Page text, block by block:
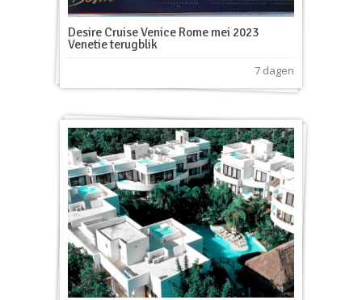
Desire Cruise Venice Rome mei 2023
Venetie terugblik
7 dagen